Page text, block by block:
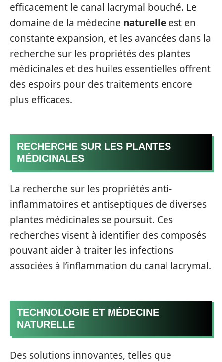
efficacement le canal lacrymal bouché. Le
domaine de la médecine naturelle est en
constante expansion, et les avancées dans la
recherche sur les propriétés des plantes
médicinales et des huiles essentielles offrent
des espoirs pour des traitements encore
plus efficaces.
RECHERCHE SUR LES PLANTES
MÉDICINALES
La recherche sur les propriétés anti-
inflammatoires et antiseptiques de diverses
plantes médicinales se poursuit. Ces
recherches visent à identifier des composés
pouvant aider à traiter les infections
associées à l’inflammation du canal lacrymal.
TECHNOLOGIE ET MÉDECINE
NATURELLE
Des solutions innovantes, telles que